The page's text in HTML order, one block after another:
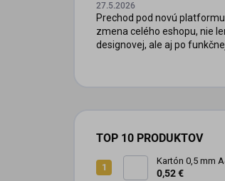
27.5.2026
Prechod pod novú
zmena celého eshopu, nie
designovej, ale aj po
TOP 10 PRODUKTOV
Kartón 0,5 mm
0,52 €